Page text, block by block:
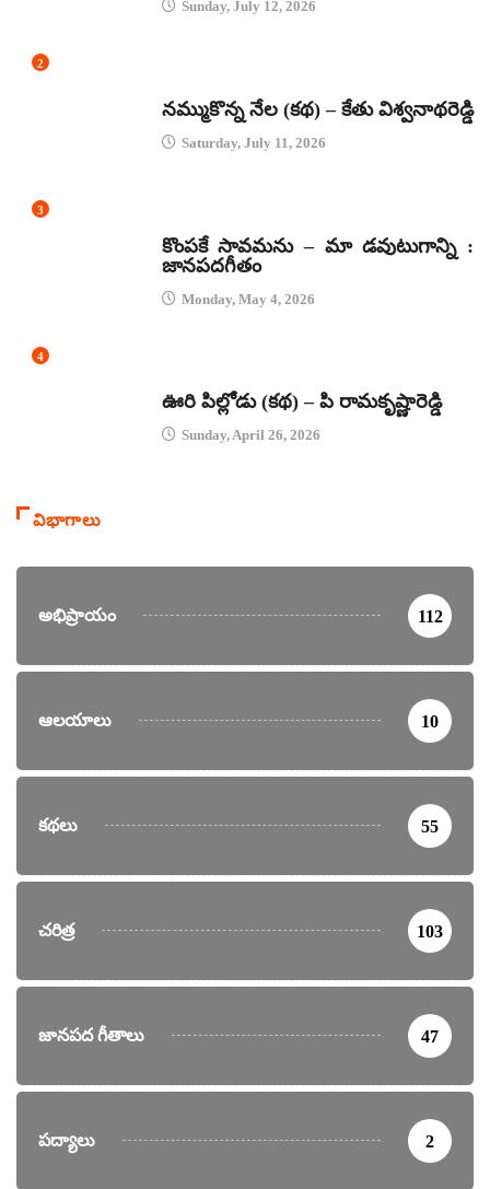
Sunday, July 12, 2026
2
నమ్ముకొన్న నేల (కథ) – కేతు విశ్వనాథరెడ్డి
Saturday, July 11, 2026
3
కొంపకే సావమను – మా డవుటుగాన్ని :
జానపదగీతం
Monday, May 4, 2026
4
ఊరి పిల్లోడు (కథ) – పి రామకృష్ణారెడ్డి
Sunday, April 26, 2026
విభాగాలు
అభిప్రాయం 112
ఆలయాలు 10
కథలు 55
చరిత్ర 103
జానపద గీతాలు 47
పద్యాలు 2